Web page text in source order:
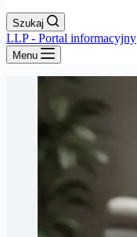
Szukaj
LLP - Portal informacyjny
Menu